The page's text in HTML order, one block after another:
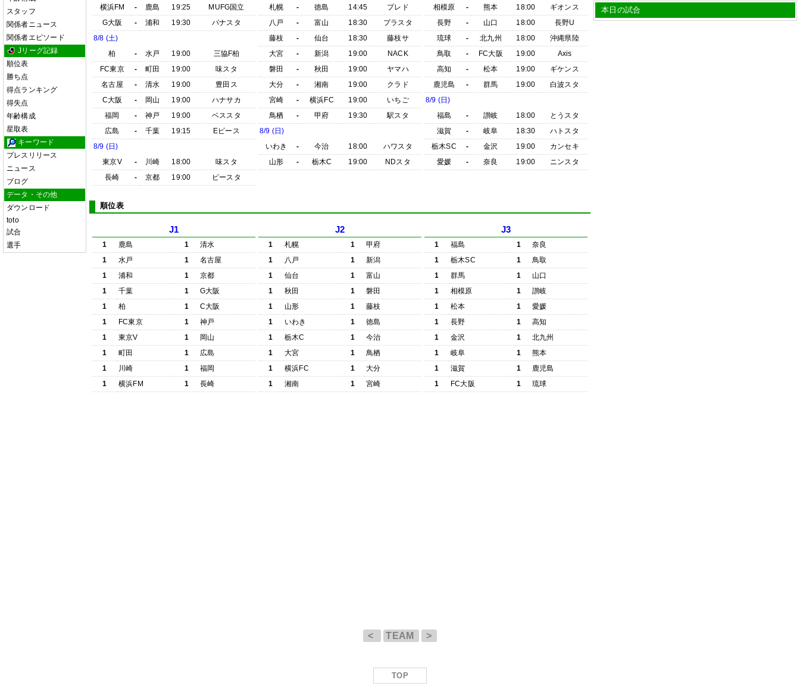
スタッフ
関係者ニュース
関係者エピソード
Jリーグ記録
順位表
勝ち点
得点ランキング
得失点
年齢構成
星取表
キーワード
プレスリリース
ニュース
ブログ
データ・その他
ダウンロード
toto
試合
選手
横浜FM
- 鹿島 19:25
MUFG国立
G大阪
- 浦和 19:30
パナスタ
8/8 (土)
柏
- 水戸 19:00
三協F柏
FC東京
- 町田 19:00
味スタ
名古屋
- 清水 19:00
豊田ス
C大阪
- 岡山 19:00
ハナサカ
福岡
- 神戸 19:00
ベススタ
広島
- 千葉 19:15
Eピース
8/9 (日)
東京V
- 川崎 18:00
味スタ
長崎
- 京都 19:00 ピースタ
札幌
- 徳島 14:45
プレド
八戸
- 富山 18:30
プラスタ
藤枝
- 仙台 18:30
藤枝サ
大宮
- 新潟 19:00
NACK
磐田
- 秋田 19:00
ヤマハ
大分
- 湘南 19:00
クラド
宮崎
- 横浜FC 19:00
いちご
鳥栖
- 甲府 19:30
駅スタ
8/9 (日)
いわき
- 今治 18:00
ハワスタ
山形
- 栃木C 19:00 NDスタ
相模原
- 熊本 18:00
ギオンス
長野
- 山口 18:00
長野U
琉球
- 北九州 18:00
沖縄県陸
鳥取
- FC大阪 19:00
Axis
高知
- 松本 19:00
ギケンス
鹿児島
- 群馬 19:00
白波スタ
8/9 (日)
福島
- 讃岐 18:00
とうスタ
滋賀
- 岐阜 18:30
ハトスタ
栃木SC
- 金沢 19:00
カンセキ
愛媛
- 奈良 19:00 ニンスタ
順位表
J1
1 鹿島 1
清水
1
水戸 1
名古屋
1
浦和 1
京都
1
千葉 1
G大阪
1
柏 1
C大阪
1
FC東京 1
神戸
1
東京V 1
岡山
1
町田 1
広島
1
川崎 1
福岡
1
横浜FM 1 長崎
J2
1 札幌 1
甲府
1
八戸 1
新潟
1
仙台 1
富山
1
秋田 1
磐田
1
山形 1
藤枝
1
いわき 1
徳島
1
栃木C 1
今治
1
大宮 1
鳥栖
1
横浜FC 1
大分
1
湘南 1 宮崎
J3
1 福島 1
奈良
1
栃木SC 1
鳥取
1
群馬 1
山口
1
相模原 1
讃岐
1
松本 1
愛媛
1
長野 1
高知
1
金沢 1
北九州
1
岐阜 1
熊本
1
滋賀 1
鹿児島
1
FC大阪 1 琉球
本日の試合
< TEAM >
TOP